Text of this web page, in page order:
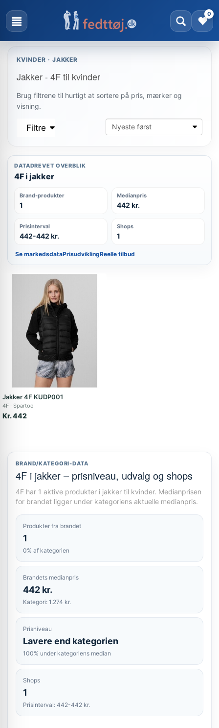
0
KVINDER · JAKKER
Jakker - 4F til kvinder
Brug filtrene til hurtigt at sortere på pris, mærker og
visning.
Filtre
DATADREVET OVERBLIK
4F i jakker
Brand-produkter
1
Medianpris
442 kr.
Prisinterval
442-442 kr.
Shops
1
Se markedsdataPrisudviklingReelle tilbud
Jakker 4F KUDP001
4F Spartoo
Kr. 442
BRAND/KATEGORI-DATA
4F i jakker – prisniveau, udvalg og shops
4F har 1 aktive produkter i jakker til kvinder. Medianprisen
for brandet ligger under kategoriens aktuelle medianpris.
Produkter fra brandet
1
0% af kategorien
Brandets medianpris
442 kr.
Kategori: 1.274 kr.
Prisniveau
Lavere end kategorien
100% under kategoriens median
Shops
1
Prisinterval: 442-442 kr.